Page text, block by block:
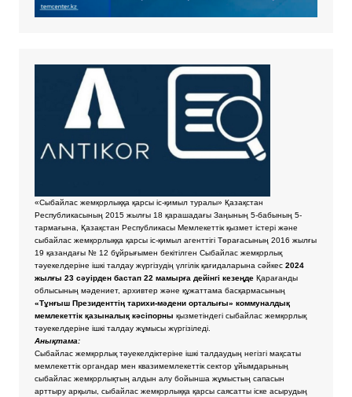
«Сыбайлас жемқорлыққа қарсы іс-қимыл туралы» Қазақстан
Республикасының 2015 жылғы 18 қарашадағы Заңының 5-бабының 5-
тармағына, Қазақстан Республикасы Мемлекеттік қызмет істері және
сыбайлас жемқорлыққа қарсы іс-қимыл агенттігі Төрағасының 2016 жылғы
19 қазандағы № 12 бұйрығымен бекітілген Сыбайлас жемқорлық
тәуекелдеріне ішкі талдау жүргізудің үлгілік қағидаларына сәйкес2024
жылғы 23 сәуірден бастап 22 мамырға дейінгі кезеңде Қарағанды
облысының мәдениет, архивтер және құжаттама басқармасының
«Тұнғыш Президенттің тарихи-мәдени орталығы» коммуналдық
мемлекеттік қазыналық кәсіпорны қызметіндегі сыбайлас жемқорлық
тәуекелдеріне ішкі талдау жұмысы жүргізіледі.
Анықтама:
Сыбайлас жемқорлық тәуекелдіктеріне ішкі талдаудың негізгі мақсаты
мемлекеттік органдар мен квазимемлекеттік сектор ұйымдарының
сыбайлас жемқорлықтың алдын алу бойынша жұмыстың сапасын
арттыру арқылы, сыбайлас жемқорлыққа қарсы саясатты іске асырудың